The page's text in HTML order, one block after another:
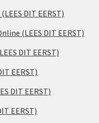
DIT EERST)
(LEES DIT EERST)
DIT EERST)
EERST)
DIT EERST)
EERST)